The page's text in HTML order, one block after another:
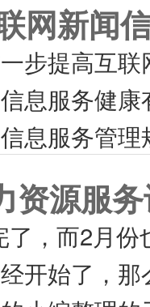
网新闻
步提高互
息服务健
信息服务管
资源服
了，而2月
开始了，